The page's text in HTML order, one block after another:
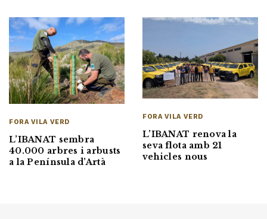
FORA VILA VERD
L’IBANAT sembra
40.000 arbres i arbusts
a la Península d’Artà
FORA VILA VERD
L’IBANAT renova la
seva flota amb 21
vehicles nous